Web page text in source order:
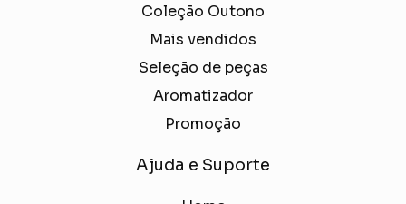
Coleção Outono
Mais vendidos
Seleção de peças
Aromatizador
Promoção
Ajuda e Suporte